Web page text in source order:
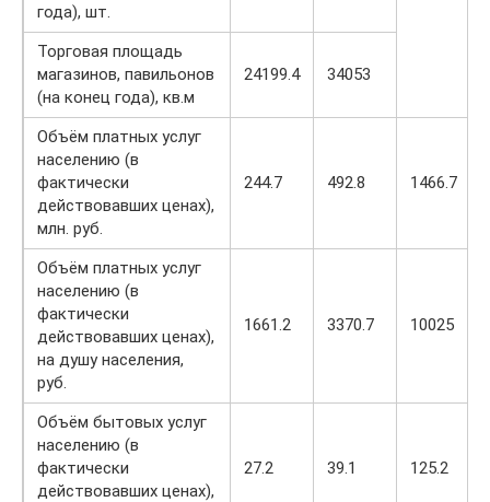
года), шт.
Торговая площадь
магазинов, павильонов
(на конец года), кв.м
24199.4 34053
Объём платных услуг
населению (в
фактически
действовавших ценах),
млн. руб.
244.7 492.8 1466.7
Объём платных услуг
населению (в
фактически
действовавших ценах),
на душу населения,
руб.
1661.2 3370.7 10025
Объём бытовых услуг
населению (в
фактически
действовавших ценах),
27.2 39.1 125.2